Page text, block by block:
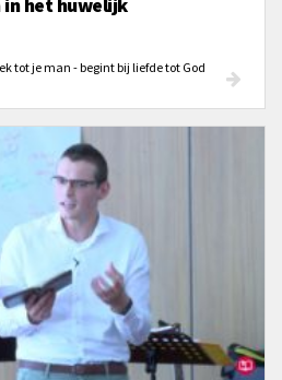
tot je man - begint bij liefde tot God